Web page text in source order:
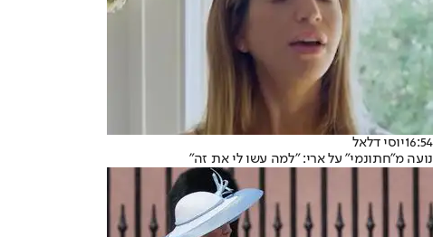
16:54יוסי דלאל
נועה מ"חתונמי" על ארי: "למה עשו לי את זה"